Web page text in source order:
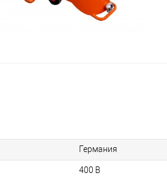
Германия
400 В